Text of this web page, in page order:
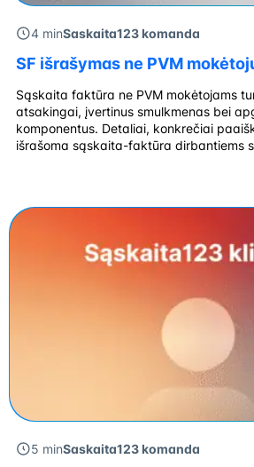
4 minSaskaita123 komanda
SF išrašymas ne PVM
Sąskaita faktūra ne PVM mokėtojams
atsakingai, įvertinus smulkmenas bei
komponentus. Detaliai, konkrečiai
išrašoma sąskaita-faktūra dirbantiems
faktūrą. Sąskaita faktūra be PVM 🧾 1.
5 minSaskaita123 komanda